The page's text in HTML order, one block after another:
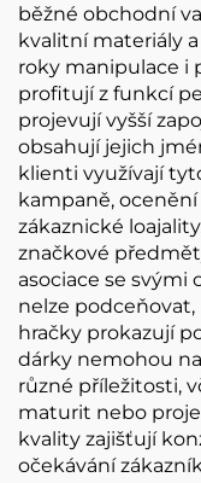
běžné obchodní
kvalitní materiály
roky manipulace i
profitují z funkcí
projevují vyšší
obsahují jejich
klienti využívají
kampaně,
zákaznické
značkové
asociace se svými
nelze
hračky prokazují
dárky nemohou
různé příležitosti,
maturit nebo
kvality zajišťují
očekávání